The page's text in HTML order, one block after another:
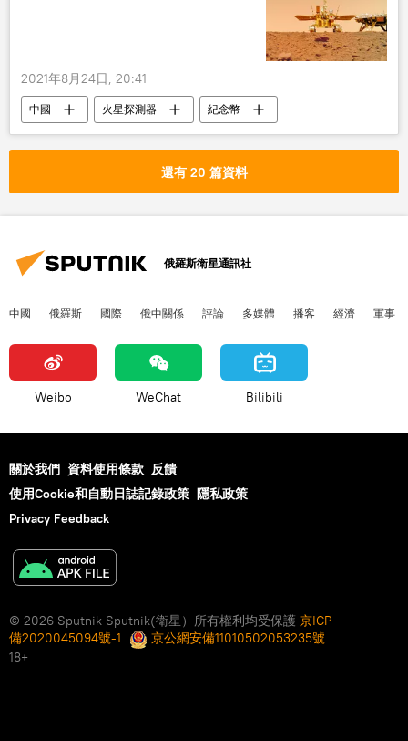
2021年8月24日, 20:41
中國 火星探測器 紀念幣
還有 20 篇資料
俄羅斯衛星通訊社
中國 俄羅斯 國際 俄中關係 評論 多媒體 播客 經濟 軍事
Weibo WeChat Bilibili
關於我們 資料使用條款 反饋
使用Cookie和自動日誌記錄政策 隱私政策
Privacy Feedback
© 2026 Sputnik Sputnik(衛星）所有權利均受保護 京ICP
備2020045094號-1
京公網安備11010502053235號
18+